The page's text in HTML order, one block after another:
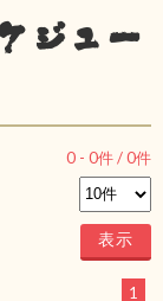
ジュー
0 - 0件 /0件
1